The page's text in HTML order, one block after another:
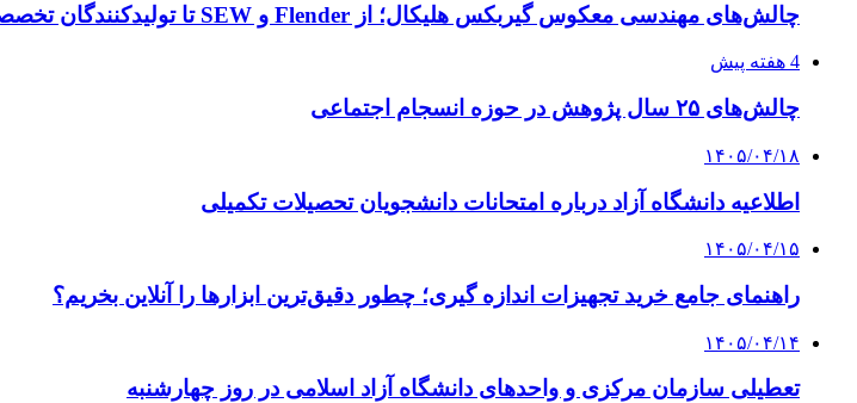
چالش‌های مهندسی معکوس گیربکس هلیکال؛ از Flender و SEW تا تولیدکنندگان تخصصی ایرانی
4 هفته پیش
چالش‌های ۲۵ سال پژوهش در حوزه انسجام اجتماعی
۱۴۰۵/۰۴/۱۸
اطلاعیه دانشگاه آزاد درباره امتحانات دانشجویان تحصیلات تکمیلی
۱۴۰۵/۰۴/۱۵
راهنمای جامع خرید تجهیزات اندازه گیری؛ چطور دقیق‌ترین ابزارها را آنلاین بخریم؟
۱۴۰۵/۰۴/۱۴
تعطیلی سازمان مرکزی و واحدهای دانشگاه آزاد اسلامی در روز چهارشنبه